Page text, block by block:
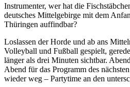
Instrumenter, wer hat die
deutsches Mittelgebirge mit dem
Thüringen auffindbar?
Loslassen der Horde und ab ans
Volleyball und Fußball gespielt,
länger als drei Minuten sichtbar.
Abend für das Programm des
wieder weg – Partytime an den